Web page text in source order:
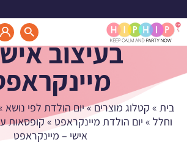
קופסאות עם
בעיצוב
בית » קטלוג מוצרים»יום הולדת לפי נושא
וחלל » יום הולדת מיינקראפט »קופסאות
אישי – מיינקראפט